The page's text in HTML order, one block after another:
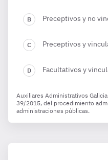
Preceptivos y no
Preceptivos y
Facultativos y
Auxiliares Administrativos
39/2015, del procedimiento
administraciones públicas.